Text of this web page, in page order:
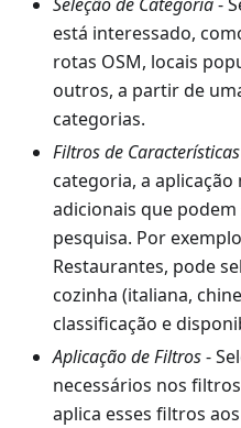
está interessado,
rotas OSM, locais
outros, a partir de
categorias.
Filtros de Características
categoria, a
adicionais que
pesquisa. Por
Restaurantes, pode
cozinha (italiana,
classificação e
Aplicação de Filtros-
necessários nos
aplica esses filtros